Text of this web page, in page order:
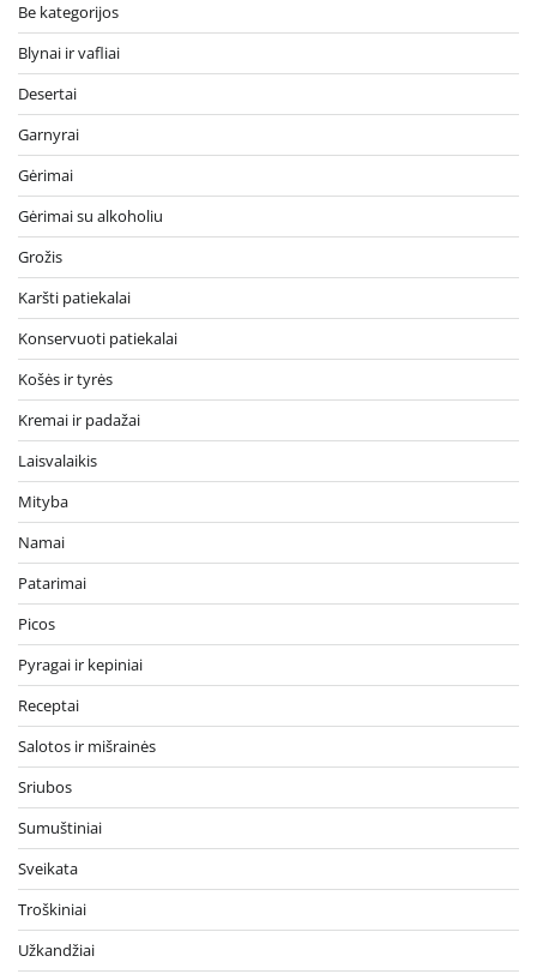
Be kategorijos
Blynai ir vafliai
Desertai
Garnyrai
Gėrimai
Gėrimai su alkoholiu
Grožis
Karšti patiekalai
Konservuoti patiekalai
Košės ir tyrės
Kremai ir padažai
Laisvalaikis
Mityba
Namai
Patarimai
Picos
Pyragai ir kepiniai
Receptai
Salotos ir mišrainės
Sriubos
Sumuštiniai
Sveikata
Troškiniai
Užkandžiai